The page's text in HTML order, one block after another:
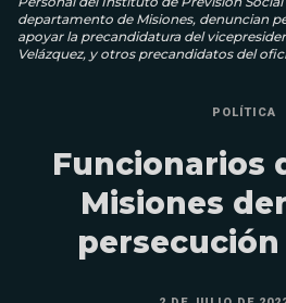
departamento de Misiones, denuncian
apoyar la precandidatura del
Velázquez, y otros precandidatos del
POLÍTICA
Funcionarios
Misiones